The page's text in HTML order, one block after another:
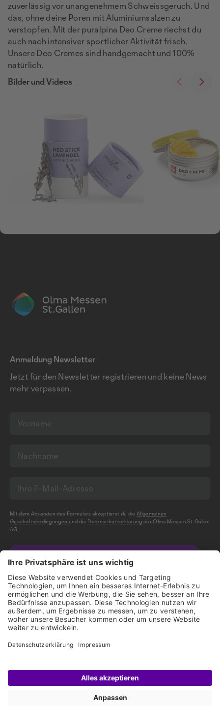
zuverlässig vor unangenehmem Schweissgeruch. Und
das, ohne deine Poren mit Aluminiumsalzen zu
verstopfen. Mit der puralpina Deo Creme riechst du
auch nach intensiver sportlicher Aktivität frisch.
Unsere Deo Cremes sind handgemacht und 100%
natürlich.
Bilder und Videos
Anmeldung Newsletter
Jetzt für den Newsletter registrieren und keine News
mehr verpassen.
Mit dem Absenden des Formulars akzeptierst du dieAllgemeinen
Geschäftsbedingungen und die Datenschutzerklärung der Olma Messen St.Gallen
AG.
Impressum Disclaimer Datenschutz